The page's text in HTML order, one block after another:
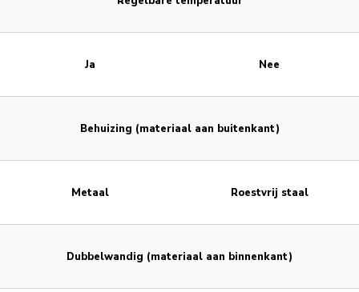
Behuizing (materiaal aan buitenkant)
Dubbelwandig (materiaal aan binnenkant)
Ja
Metaal
Nee
Roestvrij staal